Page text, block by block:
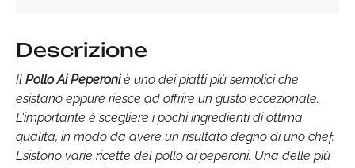
Descrizione
Il Pollo Ai Peperoniè uno dei piatti più semplici che
esistano eppure riesce ad offrire un gusto eccezionale.
L'importante è scegliere i pochi ingredienti di ottima
qualità, in modo da avere un risultato degno di uno chef.
Esistono varie ricette del pollo ai peperoni. Una delle più